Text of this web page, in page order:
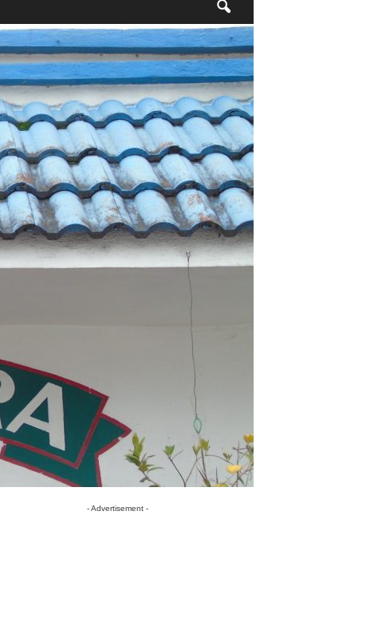
- Advertisement -